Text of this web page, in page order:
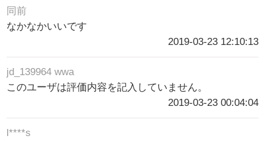
同前
なかなかいいです
2019-03-23 12:10:13
jd_139964 wwa
このユーザは評価内容を記入していません。
2019-03-23 00:04:04
l****s